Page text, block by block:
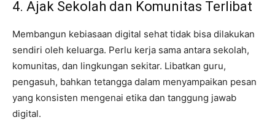
4. Ajak Sekolah dan Komunitas Terlibat
Membangun kebiasaan digital sehat tidak bisa dilakukan
sendiri oleh keluarga. Perlu kerja sama antara sekolah,
komunitas, dan lingkungan sekitar. Libatkan guru,
pengasuh, bahkan tetangga dalam menyampaikan pesan
yang konsisten mengenai etika dan tanggung jawab
digital.